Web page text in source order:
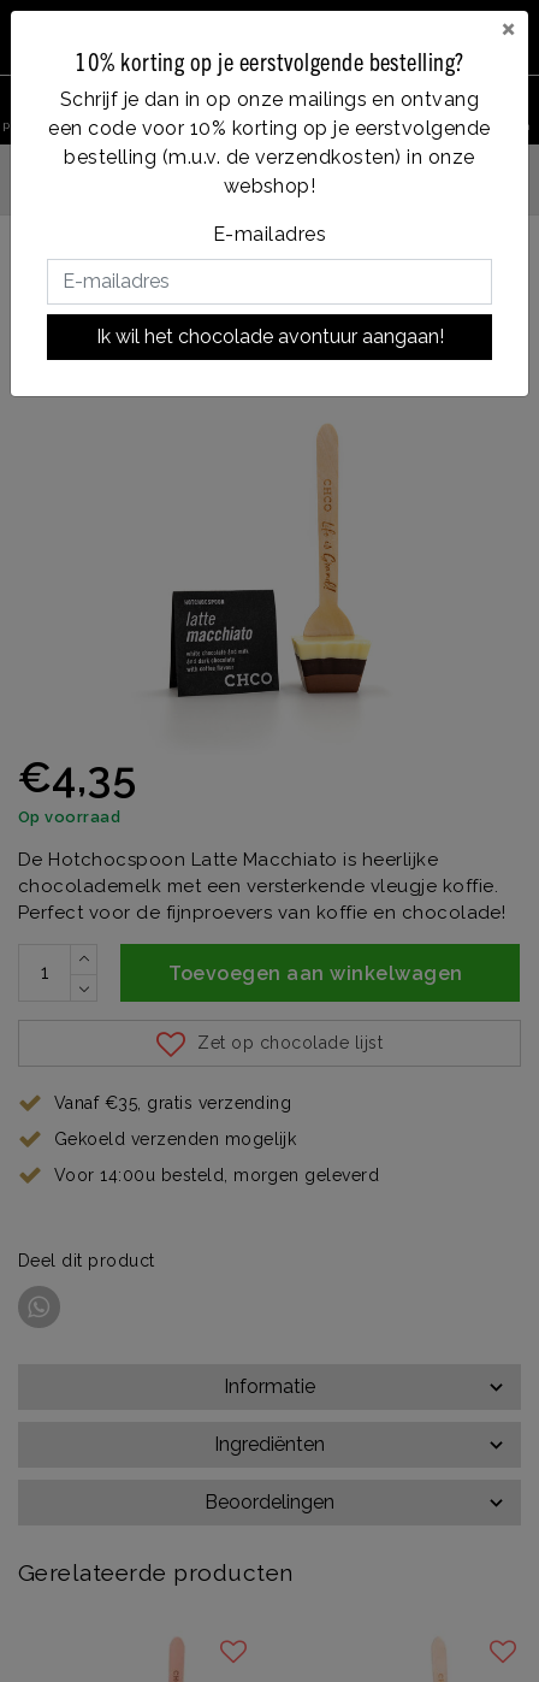
×
10% korting op je eerstvolgende bestelling?
Schrijf je dan in op onze mailings en ontvang
een code voor 10% korting op je eerstvolgende
bestelling (m.u.v. de verzendkosten) in onze
webshop!
E-mailadres
Ik wil het chocolade avontuur aangaan!
Op werkdagen voor 14:00u besteld = dezelfde dag verzonden
Terug naar HOME|latte macchiato
latte macchiato
€4,35
Op voorraad
De Hotchocspoon Latte Macchiato is heerlijke
chocolademelk met een versterkende vleugje koffie.
Perfect voor de fijnproevers van koffie en chocolade!
Toevoegen aan winkelwagen
Zet op chocolade lijst
Vanaf €35, gratis verzending
Gekoeld verzenden mogelijk
Voor 14:00u besteld, morgen geleverd
Deel dit product
Informatie
Ingrediënten
Beoordelingen
Gerelateerde producten
product zoeken Account Menu Verlanglijst Winkelwagen